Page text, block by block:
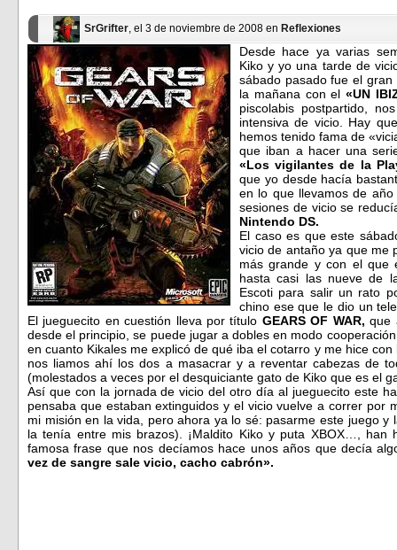
SrGrifter, el 3 de noviembre de 2008 en Reflexiones
Desde hace ya varias
Kiko y yo una tarde de
sábado pasado fue el
la mañana con el«UN
piscolabis postpartido,
intensiva de vicio. Hay
hemos tenido fama de
que iban a hacer una
«Los vigilantes de la
que yo desde hacía
en lo que llevamos de
sesiones de vicio se
Nintendo DS.
El caso es que este
vicio de antaño ya que me
más grande y con el que
hasta casi las nueve de
Escoti para salir un rato
chino ese que le dio un
El jueguecito en cuestión lleva por título GEARS OF WAR,que
desde el principio, se puede jugar a dobles en modo
en cuanto Kikales me explicó de qué iba el cotarro y me hice
nos liamos ahí los dos a masacrar y a reventar cabezas de
(molestados a veces por el desquiciante gato de Kiko que es el
Así que con la jornada de vicio del otro día al jueguecito este
pensaba que estaban extinguidos y el vicio vuelve a correr por
mi misión en la vida, pero ahora ya lo sé: pasarme este juego y
la tenía entre mis brazos). ¡Maldito Kiko y puta XBOX…, han
famosa frase que nos decíamos hace unos años que decía
vez de sangre sale vicio, cacho cabrón».